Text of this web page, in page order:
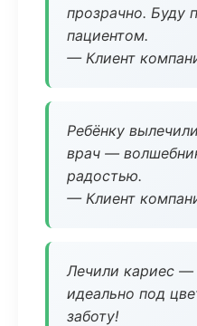
прозрачно. Буду
пациентом.
— Клиент
Ребёнку
врач —
радостью.
— Клиент
Лечили кариес —
идеально под
заботу!